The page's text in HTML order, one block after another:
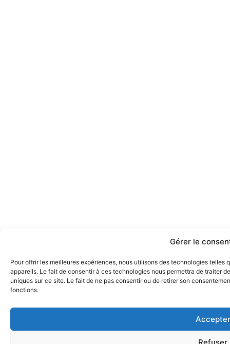
Gérer le
Pour offrir les meilleures expériences, nous utilisons des technologies
appareils. Le fait de consentir à ces technologies nous permettra de traiter
uniques sur ce site. Le fait de ne pas consentir ou de retirer son
fonctions.
Accepter
Refuser